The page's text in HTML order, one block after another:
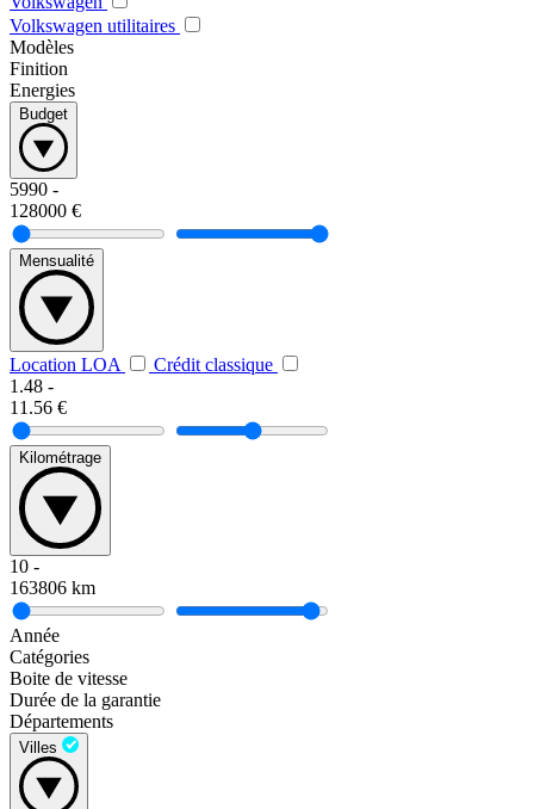
Volkswagen utilitaires
Modèles
Finition
Energies
Budget
5990 -
128000 €
Mensualité
Location LOA
Crédit classique
1.48 -
11.56 €
Kilométrage
10 -
163806 km
Année
Catégories
Boite de vitesse
Durée de la garantie
Départements
Villes